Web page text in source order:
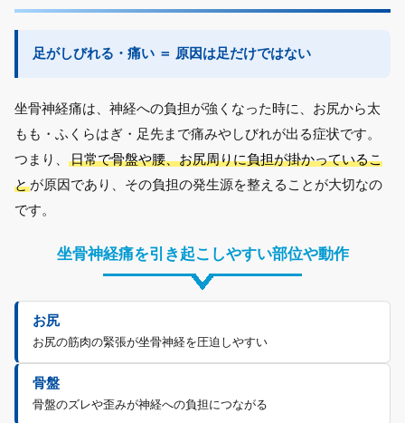
足がしびれる・痛い ＝ 原因は足だけではない
坐骨神経痛は、神経への負担が強くなった時に、お尻から太
もも・ふくらはぎ・足先まで痛みやしびれが出る症状です。
つまり、
日常で骨盤や腰、お尻周りに負担が掛かっているこ
とが原因であり、その負担の発生源を整えることが大切なの
です。
坐骨神経痛を引き起こしやすい部位や動作
お尻
お尻の筋肉の緊張が坐骨神経を圧迫しやすい
骨盤
骨盤のズレや歪みが神経への負担につながる